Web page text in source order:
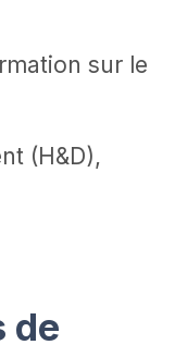
sur le
(H&D),
de